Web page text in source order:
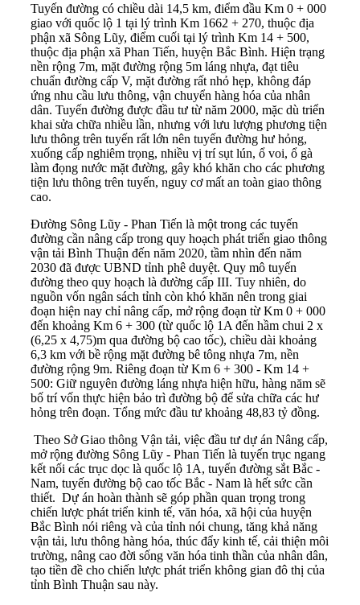
Tuyến đường có chiều dài 14,5 km, điểm đầu Km 0 + 000
giao với quốc lộ 1 tại lý trình Km 1662 + 270, thuộc địa
phận xã Sông Lũy, điểm cuối tại lý trình Km 14 + 500,
thuộc địa phận xã Phan Tiến, huyện Bắc Bình. Hiện trạng
nền rộng 7m, mặt đường rộng 5m láng nhựa, đạt tiêu
chuẩn đường cấp V, mặt đường rất nhỏ hẹp, không đáp
ứng nhu cầu lưu thông, vận chuyển hàng hóa của nhân
dân. Tuyến đường được đầu tư từ năm 2000, mặc dù triển
khai sửa chữa nhiều lần, nhưng với lưu lượng phương tiện
lưu thông trên tuyến rất lớn nên tuyến đường hư hỏng,
xuống cấp nghiêm trọng, nhiều vị trí sụt lún, ổ voi, ổ gà
làm đọng nước mặt đường, gây khó khăn cho các phương
tiện lưu thông trên tuyến, nguy cơ mất an toàn giao thông
cao.
Đường Sông Lũy - Phan Tiến là một trong các tuyến
đường cần nâng cấp trong quy hoạch phát triển giao thông
vận tải Bình Thuận đến năm 2020, tầm nhìn đến năm
2030 đã được UBND tỉnh phê duyệt. Quy mô tuyến
đường theo quy hoạch là đường cấp III. Tuy nhiên, do
nguồn vốn ngân sách tỉnh còn khó khăn nên trong giai
đoạn hiện nay chỉ nâng cấp, mở rộng đoạn từ Km 0 + 000
đến khoảng Km 6 + 300 (từ quốc lộ 1A đến hầm chui 2 x
(6,25 x 4,75)m qua đường bộ cao tốc), chiều dài khoảng
6,3 km với bề rộng mặt đường bê tông nhựa 7m, nền
đường rộng 9m. Riêng đoạn từ Km 6 + 300 - Km 14 +
500: Giữ nguyên đường láng nhựa hiện hữu, hàng năm sẽ
bố trí vốn thực hiện bảo trì đường bộ để sửa chữa các hư
hỏng trên đoạn. Tổng mức đầu tư khoảng 48,83 tỷ đồng.
Theo Sở Giao thông Vận tải, việc đầu tư dự án Nâng cấp,
mở rộng đường Sông Lũy - Phan Tiến là tuyến trục ngang
kết nối các trục dọc là quốc lộ 1A, tuyến đường sắt Bắc -
Nam, tuyến đường bộ cao tốc Bắc - Nam là hết sức cần
thiết. Dự án hoàn thành sẽ góp phần quan trọng trong
chiến lược phát triển kinh tế, văn hóa, xã hội của huyện
Bắc Bình nói riêng và của tỉnh nói chung, tăng khả năng
vận tải, lưu thông hàng hóa, thúc đẩy kinh tế, cải thiện môi
trường, nâng cao đời sống văn hóa tinh thần của nhân dân,
tạo tiền đề cho chiến lược phát triển không gian đô thị của
tỉnh Bình Thuận sau này.